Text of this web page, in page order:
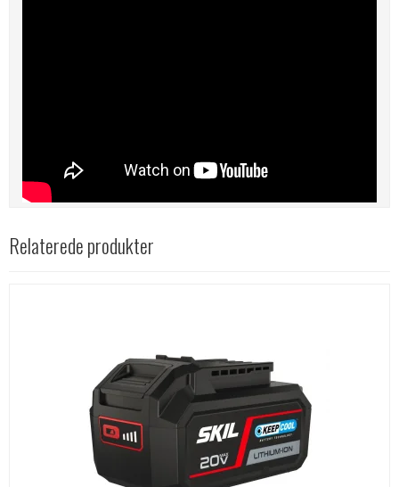
Relaterede produkter